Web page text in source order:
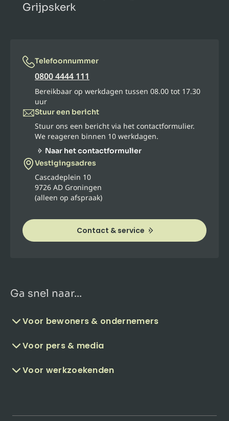
Grijpskerk
Telefoonnummer
0800 4444 111
Bereikbaar op werkdagen tussen 08.00 tot 17.30
uur
Stuur een bericht
Stuur ons een bericht via het contactformulier.
We reageren binnen 10 werkdagen.
Naar het contactformulier
Vestigingsadres
Cascadeplein 10
9726 AD Groningen
(alleen op afspraak)
Contact & service
Ga snel naar...
Voor bewoners & ondernemers
Voor pers & media
Voor werkzoekenden